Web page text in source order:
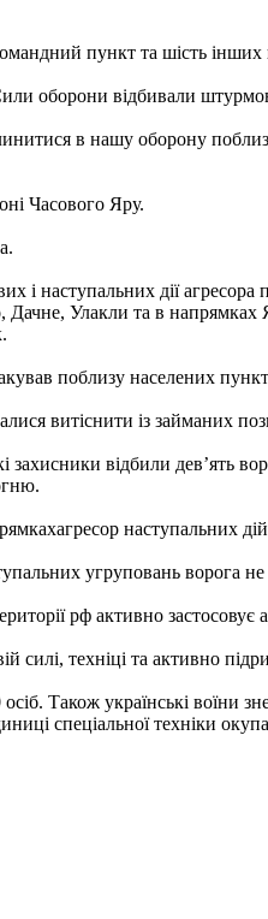
пункт та шість інших
оборони відбивали
в нашу оборону
Часового Яру.
наступальних дії
Улакли та в
поблизу населених
витіснити із займаних
захисники відбили
наступальних
угруповань ворога
рф активно
техніці та активно
Також українські
спеціальної техніки